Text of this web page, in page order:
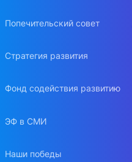
Попечительский совет
Стратегия развития
Фонд содействия развитию
ЭФ в СМИ
Наши победы